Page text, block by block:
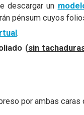
descargar un
pénsum cuyos
.
(sin
por ambas caras